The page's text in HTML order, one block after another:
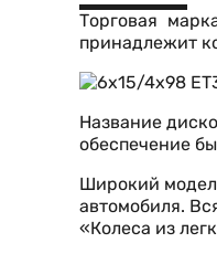
Торговая
принадлежит
Название
обеспечение
Широкий
автомобиля.
«Колеса из